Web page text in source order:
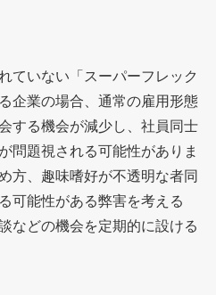
ていない「スーパーフレック
企業の場合、通常の雇用形態
する機会が減少し、社員同士
問題視される可能性がありま
方、趣味嗜好が不透明な者同
可能性がある弊害を考える
などの機会を定期的に設ける